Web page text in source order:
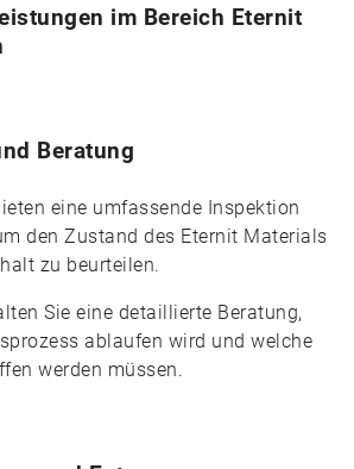
im Bereich Eternit
Beratung
eine umfassende Inspektion
den Zustand des Eternit Materials
zu beurteilen.
Sie eine detaillierte Beratung,
ablaufen wird und welche
werden müssen.